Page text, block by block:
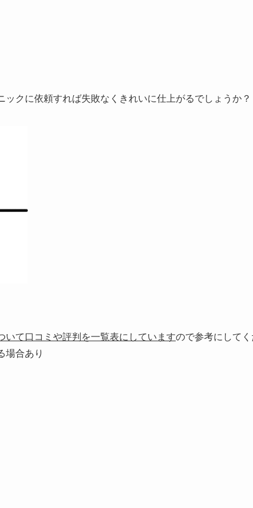
ックに依頼すれば失敗なくきれいに仕上がるでしょうか？
いて口コミや評判を一覧表にしていますので参考にして
場合あり